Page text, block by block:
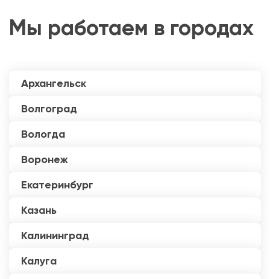
Мы работаем в городах
Архангельск
Волгоград
Вологда
Воронеж
Екатеринбург
Казань
Калининград
Калуга